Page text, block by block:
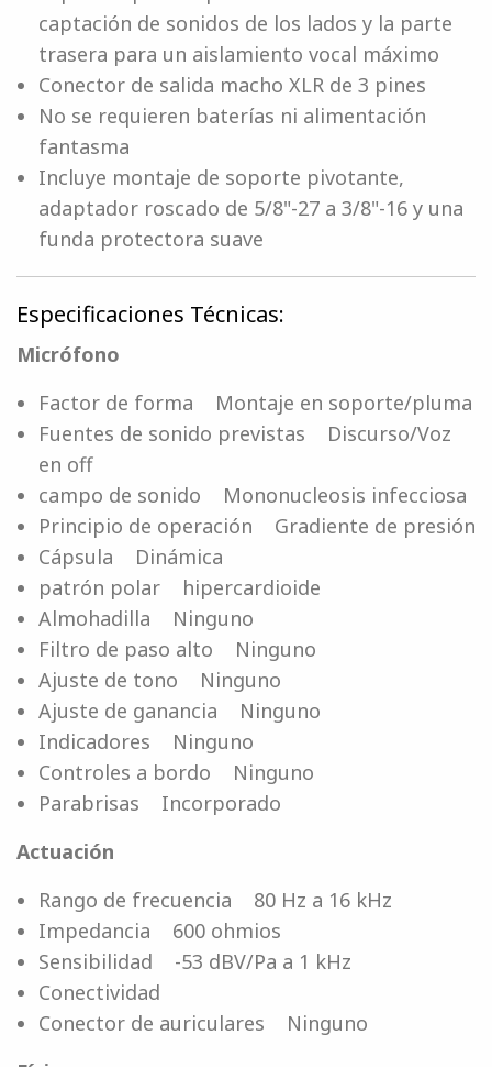
captación de sonidos de los lados y la parte
trasera para un aislamiento vocal máximo
Conector de salida macho XLR de 3 pines
No se requieren baterías ni alimentación
fantasma
Incluye montaje de soporte pivotante,
adaptador roscado de 5/8"-27 a 3/8"-16 y una
funda protectora suave
Especificaciones Técnicas:
Micrófono
Factor de forma Montaje en soporte/pluma
Fuentes de sonido previstas Discurso/Voz
en off
campo de sonido Mononucleosis infecciosa
Principio de operación Gradiente de presión
Cápsula Dinámica
patrón polar hipercardioide
Almohadilla Ninguno
Filtro de paso alto Ninguno
Ajuste de tono Ninguno
Ajuste de ganancia Ninguno
Indicadores Ninguno
Controles a bordo Ninguno
Parabrisas Incorporado
Actuación
Rango de frecuencia 80 Hz a 16 kHz
Impedancia 600 ohmios
Sensibilidad -53 dBV/Pa a 1 kHz
Conectividad
Conector de auriculares Ninguno